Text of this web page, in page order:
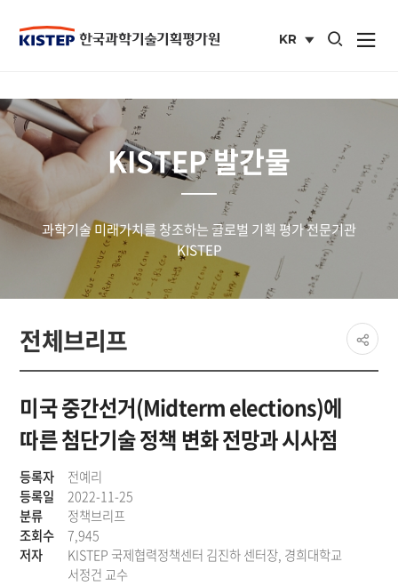
KR
통합검색 열기
사이트맵
KISTEP 발간물
과학기술 미래가치를 창조하는 글로벌 기획 평가 전문기관
KISTEP
전체브리프
페이지
공유
share
미국 중간선거(Midterm elections)에
따른 첨단기술 정책 변화 전망과 시사점
등록자
전예리
등록일
2022-11-25
분류
정책브리프
조회수
7,945
저자
KISTEP 국제협력정책센터 김진하 센터장, 경희대학교
서정건 교수